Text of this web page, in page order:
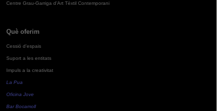
Centre Grau-Garriga d'Art Tèxtil Contemporani
Què oferim
Cessió d'espais
Suport a les entitats
Impuls a la creativitat
La Pua
Oficina Jove
Bar Bocamoll